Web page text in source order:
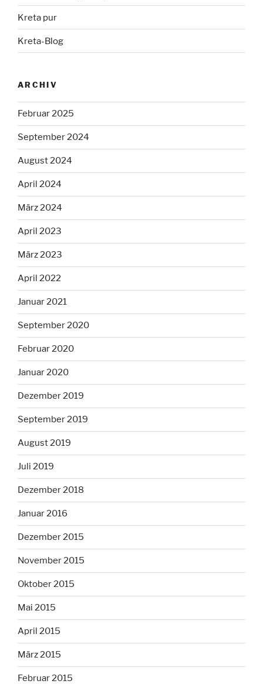
Kreta pur
Kreta-Blog
ARCHIV
Februar 2025
September 2024
August 2024
April 2024
März 2024
April 2023
März 2023
April 2022
Januar 2021
September 2020
Februar 2020
Januar 2020
Dezember 2019
September 2019
August 2019
Juli 2019
Dezember 2018
Januar 2016
Dezember 2015
November 2015
Oktober 2015
Mai 2015
April 2015
März 2015
Februar 2015